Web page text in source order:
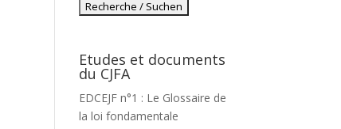
Etudes et documents
du CJFA
EDCEJF n°1 : Le Glossaire de
la loi fondamentale